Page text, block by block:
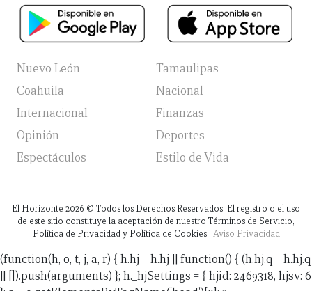
Nuevo León
Tamaulipas
Coahuila
Nacional
Internacional
Finanzas
Opinión
Deportes
Espectáculos
Estilo de Vida
El Horizonte 2026 © Todos los Derechos Reservados. El registro o el uso
de este sitio constituye la aceptación de nuestro Términos de Servicio,
Política de Privacidad y Política de Cookies | Aviso Privacidad
(function(h, o, t, j, a, r) { h.hj = h.hj || function() { (h.hj.q = h.hj.q
|| []).push(arguments) }; h._hjSettings = { hjid: 2469318, hjsv: 6